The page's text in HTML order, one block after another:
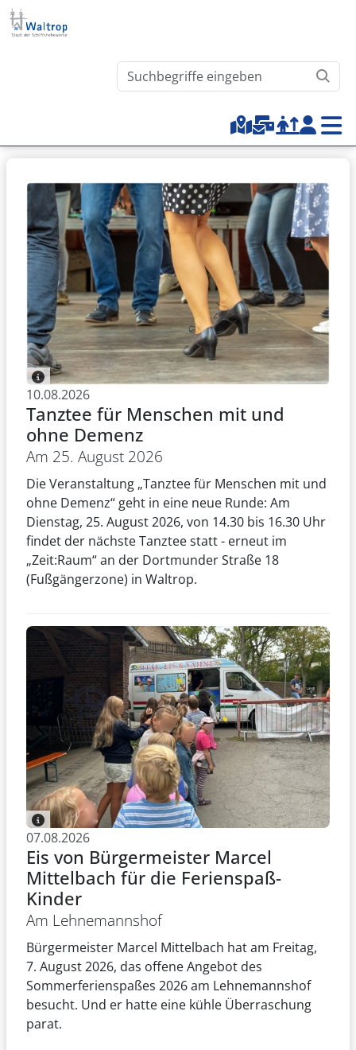
Direkt zum Inhalt
Waltrop.de durchsuchen
Top-Menu
10.08.2026
Tanztee für Menschen mit und
ohne Demenz
Am 25. August 2026
Die Veranstaltung „Tanztee für Menschen mit und
ohne Demenz“ geht in eine neue Runde: Am
Dienstag, 25. August 2026, von 14.30 bis 16.30 Uhr
findet der nächste Tanztee statt - erneut im
„Zeit:Raum“ an der Dortmunder Straße 18
(Fußgängerzone) in Waltrop.
07.08.2026
Eis von Bürgermeister Marcel
Mittelbach für die Ferienspaß-
Kinder
Am Lehnemannshof
Bürgermeister Marcel Mittelbach hat am Freitag,
7. August 2026, das offene Angebot des
Sommerferienspaßes 2026 am Lehnemannshof
besucht. Und er hatte eine kühle Überraschung
parat.